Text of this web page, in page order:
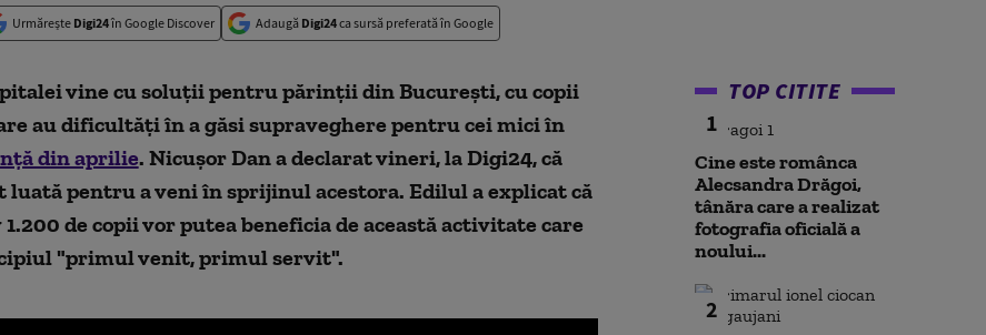
Urmărește Digi24în Google Discover Adaugă Digi24ca sursă preferată în Google
vine cu soluții pentru părinții din București, cu copii
au dificultăți în a găsi supraveghere pentru cei mici în
din aprilie. Nicușor Dan a declarat vineri, la Digi24, că
luată pentru a veni în sprijinul acestora. Edilul a explicat că
de copii vor putea beneficia de această activitate care
"primul venit, primul servit".
TOP CITITE
1
Cine este românca
Alecsandra Drăgoi,
tânăra care a realizat
fotografia oficială a
noului...
2